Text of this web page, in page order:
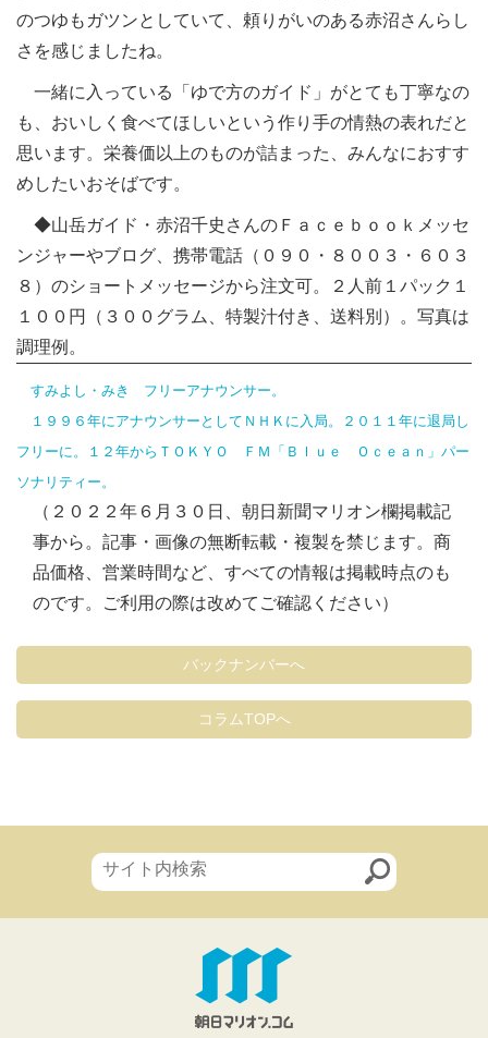
のつゆもガツンとしていて、頼りがいのある赤沼さんらし
さを感じましたね。
一緒に入っている「ゆで方のガイド」がとても丁寧なの
も、おいしく食べてほしいという作り手の情熱の表れだと
思います。栄養価以上のものが詰まった、みんなにおすす
めしたいおそばです。
◆山岳ガイド・赤沼千史さんのＦａｃｅｂｏｏｋメッセ
ンジャーやブログ、携帯電話（０９０・８００３・６０３
８）のショートメッセージから注文可。２人前１パック１
１００円（３００グラム、特製汁付き、送料別）。写真は
調理例。
すみよし・みき フリーアナウンサー。
１９９６年にアナウンサーとしてＮＨＫに入局。２０１１年に退局し
フリーに。１２年からＴＯＫＹＯ ＦＭ「Ｂｌｕｅ Ｏｃｅａｎ」パー
ソナリティー。
（２０２２年６月３０日、朝日新聞マリオン欄掲載記
事から。記事・画像の無断転載・複製を禁じます。商
品価格、営業時間など、すべての情報は掲載時点のも
のです。ご利用の際は改めてご確認ください）
バックナンバーへ
コラムTOPへ